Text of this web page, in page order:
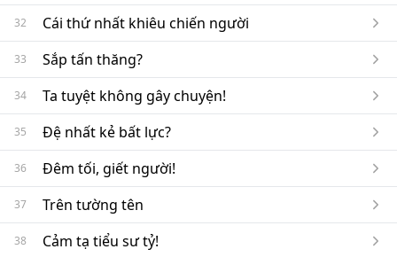
32 Cái thứ nhất khiêu chiến người
33 Sắp tấn thăng?
34 Ta tuyệt không gây chuyện!
35 Đệ nhất kẻ bất lực?
36 Đêm tối, giết người!
37 Trên tường tên
38 Cảm tạ tiểu sư tỷ!